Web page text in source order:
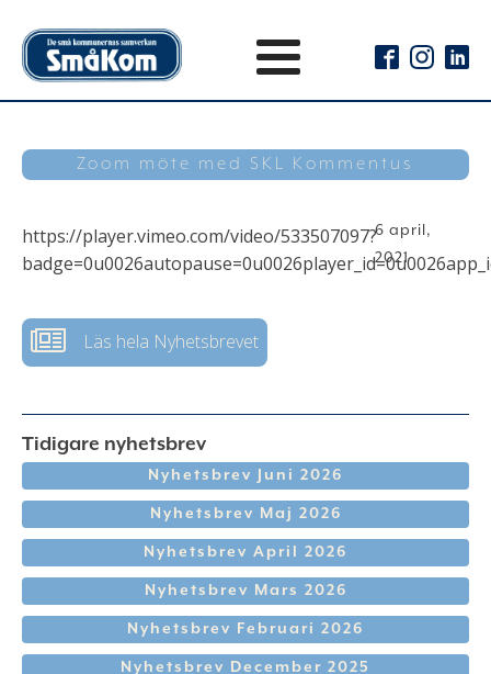
Zoom möte med SKL Kommentus
https://player.vimeo.com/video/533507097?
Läs hela Nyhetsbrevet
6 april,
2021
Tidigare nyhetsbrev
Nyhetsbrev Juni 2026
Nyhetsbrev Maj 2026
Nyhetsbrev April 2026
Nyhetsbrev Mars 2026
Nyhetsbrev Februari 2026
Nyhetsbrev December 2025